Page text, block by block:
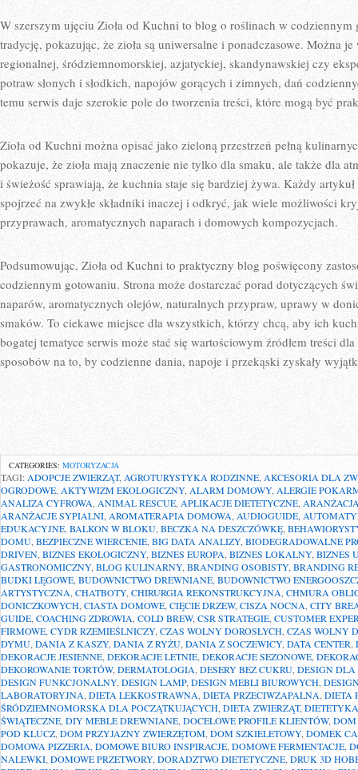
W szerszym ujęciu Zioła od Kuchni to blog o roślinach w codziennym
tradycję, pokazując, że zioła są uniwersalne i ponadczasowe. Można
regionalnej, śródziemnomorskiej, azjatyckiej, skandynawskiej czy
potraw słonych i słodkich, napojów gorących i zimnych, dań
temu serwis daje szerokie pole do tworzenia treści, które mogą być
Zioła od Kuchni można opisać jako zieloną przestrzeń pełną
pokazuje, że zioła mają znaczenie nie tylko dla smaku, ale także dla
i świeżość sprawiają, że kuchnia staje się bardziej żywa. Każdy
spojrzeć na zwykłe składniki inaczej i odkryć, jak wiele możliwości
przyprawach, aromatycznych naparach i domowych kompozycjach.
Podsumowując, Zioła od Kuchni to praktyczny blog poświęcony
codziennym gotowaniu. Strona może dostarczać porad dotyczących
naparów, aromatycznych olejów, naturalnych przypraw, uprawy w
smaków. To ciekawe miejsce dla wszystkich, którzy chcą, aby ich
bogatej tematyce serwis może stać się wartościowym źródłem treści
sposobów na to, by codzienne dania, napoje i przekąski zyskały
CATEGORIES: MOTORYZACJA
TAGI: ADOPCJE ZWIERZĄT, AGROTURYSTYKA RODZINNE, AKCESORIA DLA
OGRODOWE AKTYWIZM EKOLOGICZNY, ALARM DOMOWY, ALERGIE
ANALIZA CYFROWA ANIMAL RESCUE APLIKACJE DIETETYCZNE
ARANŻACJE SYPIALNI AROMATERAPIA DOMOWA AUDIOGUIDE,
EDUKACYJNE, BALKON W BLOKU BECZKA NA DESZCZÓWKĘ,
DOMU BEZPIECZNE WIERCENIE BIG DATA ANALIZY, BIODEGRADOWALNE
DRIVEN BIZNES EKOLOGICZNY, BIZNES EUROPA BIZNES LOKALNY, BIZNES
GASTRONOMICZNY, BLOG KULINARNY, BRANDING OSOBISTY, BRANDING
BUDKI LĘGOWE BUDOWNICTWO DREWNIANE BUDOWNICTWO
ARTYSTYCZNA CHATBOTY, CHIRURGIA REKONSTRUKCYJNA, CHMURA
DONICZKOWYCH, CIASTA DOMOWE CIĘCIE DRZEW, CISZA NOCNA, CITY
GUIDE COACHING ZDROWIA COLD BREW, CSR STRATEGIE, CUSTOMER
FIRMOWE CYDR RZEMIEŚLNICZY, CZAS WOLNY DOROSŁYCH CZAS WOLNY
DYMU DANIA Z KASZY, DANIA Z RYŻU DANIA Z SOCZEWICY, DATA CENTER
DEKORACJE JESIENNE DEKORACJE LETNIE DEKORACJE SEZONOWE
DEKOROWANIE TORTÓW, DERMATOLOGIA DESERY BEZ CUKRU DESIGN
DESIGN FUNKCJONALNY, DESIGN LAMP, DESIGN MEBLI BIUROWYCH,
LABORATORYJNA DIETA LEKKOSTRAWNA, DIETA PRZECIWZAPALNA DIETA
ŚRÓDZIEMNOMORSKA DLA POCZĄTKUJĄCYCH DIETA ZWIERZĄT,
ŚWIĄTECZNE, DIY MEBLE DREWNIANE DOCELOWE PROFILE KLIENTÓW, DOM
POD KLUCZ, DOM PRZYJAZNY ZWIERZĘTOM DOM SZKIELETOWY, DOMEK
DOMOWA PIZZERIA DOMOWE BIURO INSPIRACJE DOMOWE FERMENTACJE,
NALEWKI DOMOWE PRZETWORY, DORADZTWO DIETETYCZNE DRUK 3D